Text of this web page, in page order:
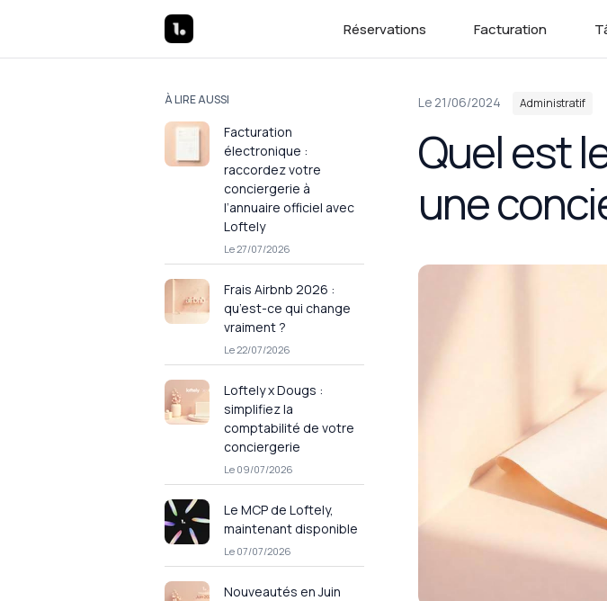
Réservations Facturation
Quel est
une
Le 21/06/2024 Dans
Administratif
À LIRE AUSSI
Facturation
électronique :
raccordez votre
conciergerie à
l’annuaire officiel avec
Loftely
Le 27/07/2026
Frais Airbnb 2026 :
qu’est-ce qui change
vraiment ?
Le 22/07/2026
Loftely x Dougs :
simplifiez la
comptabilité de votre
conciergerie
Le 09/07/2026
Le MCP de Loftely,
maintenant disponible
Le 07/07/2026
Nouveautés en Juin